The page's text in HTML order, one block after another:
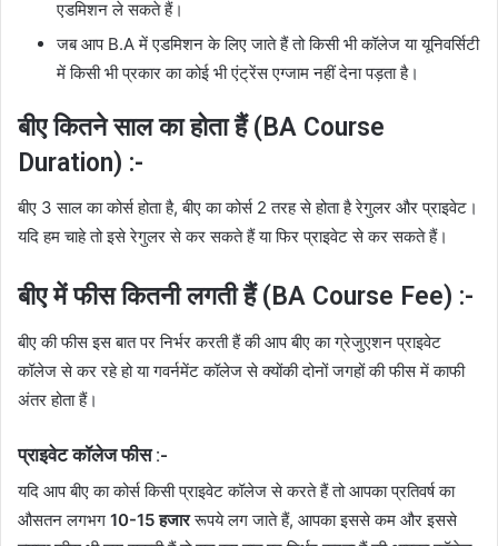
एडमिशन ले सकते हैं।
जब आप B.A में एडमिशन के लिए जाते हैं तो किसी भी कॉलेज या यूनिवर्सिटी
में किसी भी प्रकार का कोई भी एंट्रेंस एग्जाम नहीं देना पड़ता है।
बीए कितने साल का होता हैं (BA Course
Duration) :-
बीए 3 साल का कोर्स होता है, बीए का कोर्स 2 तरह से होता है रेगुलर और प्राइवेट।
यदि हम चाहे तो इसे रेगुलर से कर सकते हैं या फिर प्राइवेट से कर सकते हैं।
बीए में फीस कितनी लगती हैं (BA Course Fee) :-
बीए की फीस इस बात पर निर्भर करती हैं की आप बीए का ग्रेजुएशन प्राइवेट
कॉलेज से कर रहे हो या गवर्नमेंट कॉलेज से क्योंकी दोनों जगहों की फीस में काफी
अंतर होता हैं।
प्राइवेट कॉलेज फीस :-
यदि आप बीए का कोर्स किसी प्राइवेट कॉलेज से करते हैं तो आपका प्रतिवर्ष का
औसतन लगभग 10-15 हजाररूपये लग जाते हैं, आपका इससे कम और इससे